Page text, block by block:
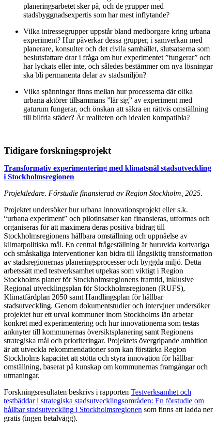
planeringsarbetet sker på, och de grupper med
stadsbyggnadsexpertis som har mest inflytande?
Vilka intressegrupper uppstår bland medborgare kring urbana
experiment? Hur påverkar dessa grupper, i samverkan med
planerare, konsulter och det civila samhället, slutsatserna som
beslutsfattare drar i fråga om hur experimentet ”fungerar” och
har lyckats eller inte, och således bestämmer om nya lösningar
ska bli permanenta delar av stadsmiljön?
Vilka spänningar finns mellan hur processerna där olika
urbana aktörer tillsammans ”lär sig” av experiment med
gaturum fungerar, och önskan att säkra en rättvis omställning
till bilfria städer? Är realiteten och idealen kompatibla?
Tidigare forskningsprojekt
Transformativ experimentering med klimatsnål stadsutveckling
i Stockholmsregionen
Projektledare. Förstudie finansierad av Region Stockholm, 2025.
Projektet undersöker hur urbana innovationsprojekt eller s.k.
“urbana experiment” och pilotinsatser kan finansieras, utformas och
organiseras för att maximera deras positiva bidrag till
Stockholmsregionens hållbara omställning och uppnåelse av
klimatpolitiska mål. En central frågeställning är huruvida kortvariga
och småskaliga interventioner kan bidra till långsiktig transformation
av stadsregionernas planeringsprocesser och byggda miljö. Detta
arbetssätt med testverksamhet utpekas som viktigt i Region
Stockholms planer för Stockholmsregionens framtid, inklusive
Regional utvecklingsplan för Stockholmsregionen (RUFS),
Klimatfärdplan 2050 samt Handlingsplan för hållbar
stadsutveckling. Genom dokumentstudier och intervjuer undersöker
projektet hur ett urval kommuner inom Stockholms län arbetar
konkret med experimentering och hur innovationerna som testas
anknyter till kommunernas översiktsplanering samt Regionens
strategiska mål och prioriteringar. Projektets övergripande ambition
är att utveckla rekommendationer som kan förstärka Region
Stockholms kapacitet att stötta och styra innovation för hållbar
omställning, baserat på kunskap om kommunernas framgångar och
utmaningar.
Forskningsresultaten beskrivs i rapporten Testverksamhet och
testbäddar i strategiska stadsutvecklingsområden: En förstudie om
hållbar stadsutveckling i Stockholmsregionen som finns att ladda ner
gratis (ingen betalvägg).